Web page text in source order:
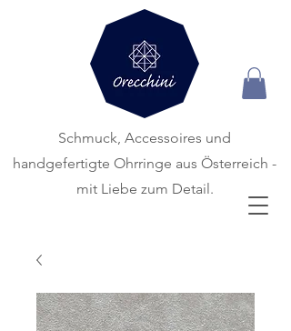
Schmuck, Accessoires und
handgefertigte Ohrringe aus Österreich -
mit Liebe zum Detail.